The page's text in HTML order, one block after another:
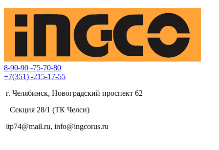
8-90-90 -75-70-80
+7(351) -215-17-55
г. Челябинск, Новоградский проспект 62
Секция 28/1 (ТК Челси)
itp74@mail.ru, info@ingcorus.ru